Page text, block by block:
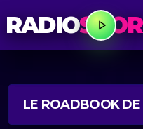
RADIO
LE ROADBOOK